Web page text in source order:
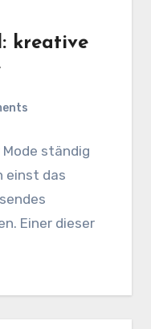
kreative
ständig
einst das
Einer dieser